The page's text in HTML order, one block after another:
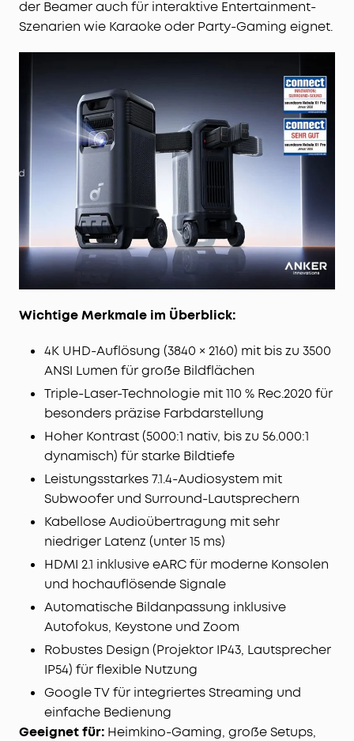
der Beamer auch für interaktive Entertainment-
Szenarien wie Karaoke oder Party-Gaming eignet.
Wichtige Merkmale im Überblick:
4K UHD-Auflösung (3840 × 2160) mit bis zu 3500
ANSI Lumen für große Bildflächen
Triple-Laser-Technologie mit 110 % Rec.2020 für
besonders präzise Farbdarstellung
Hoher Kontrast (5000:1 nativ, bis zu 56.000:1
dynamisch) für starke Bildtiefe
Leistungsstarkes 7.1.4-Audiosystem mit
Subwoofer und Surround-Lautsprechern
Kabellose Audioübertragung mit sehr
niedriger Latenz (unter 15 ms)
HDMI 2.1 inklusive eARC für moderne Konsolen
und hochauflösende Signale
Automatische Bildanpassung inklusive
Autofokus, Keystone und Zoom
Robustes Design (Projektor IP43, Lautsprecher
IP54) für flexible Nutzung
Google TV für integriertes Streaming und
einfache Bedienung
Geeignet für: Heimkino-Gaming, große Setups,